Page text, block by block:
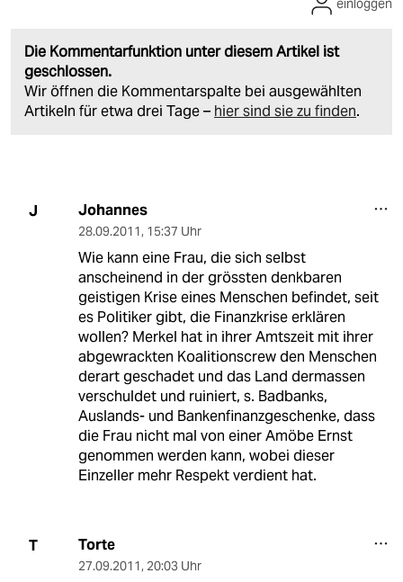
Die Kommentarfunktion unter diesem Artikel ist
geschlossen.
Wir öffnen die Kommentarspalte bei ausgewählten
Artikeln für etwa drei Tage – hier sind sie zu finden.
einloggen
J Johannes
28.09.2011, 15:37 Uhr
Wie kann eine Frau, die sich selbst
anscheinend in der grössten denkbaren
geistigen Krise eines Menschen befindet, seit
es Politiker gibt, die Finanzkrise erklären
wollen? Merkel hat in ihrer Amtszeit mit ihrer
abgewrackten Koalitionscrew den Menschen
derart geschadet und das Land dermassen
verschuldet und ruiniert, s. Badbanks,
Auslands- und Bankenfinanzgeschenke, dass
die Frau nicht mal von einer Amöbe Ernst
genommen werden kann, wobei dieser
Einzeller mehr Respekt verdient hat.
T Torte
27.09.2011, 20:03 Uhr